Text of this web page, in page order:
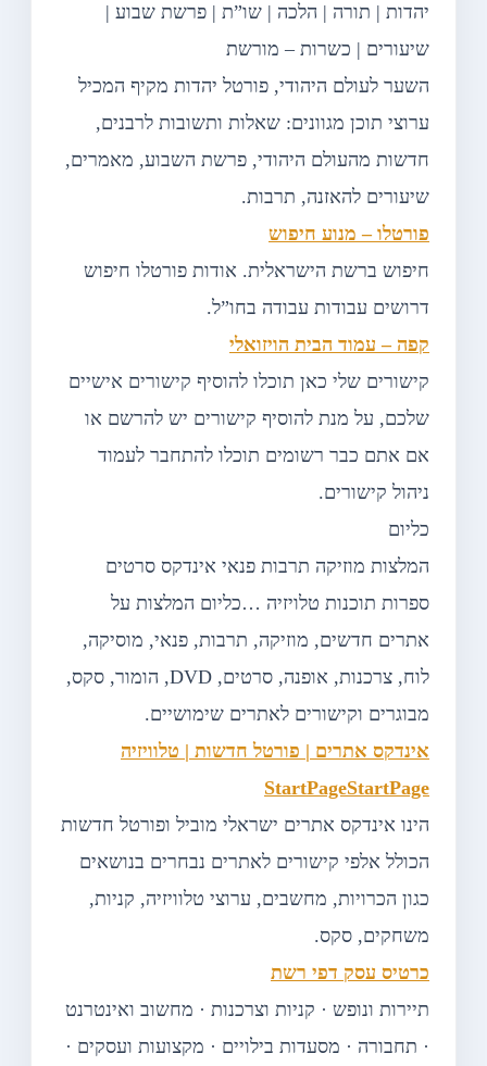
יהדות | תורה | הלכה | שו”ת | פרשת שבוע |
שיעורים | כשרות – מורשת
השער לעולם היהודי, פורטל יהדות מקיף המכיל
ערוצי תוכן מגוונים: שאלות ותשובות לרבנים,
חדשות מהעולם היהודי, פרשת השבוע, מאמרים,
שיעורים להאזנה, תרבות.
פורטלו – מנוע חיפוש
חיפוש ברשת הישראלית. אודות פורטלו חיפוש
דרושים עבודות עבודה בחו”ל.
קפה – עמוד הבית הויזואלי
קישורים שלי כאן תוכלו להוסיף קישורים אישיים
שלכם, על מנת להוסיף קישורים יש להרשם או
אם אתם כבר רשומים תוכלו להתחבר לעמוד
ניהול קישורים.
כליום
המלצות מוזיקה תרבות פנאי אינדקס סרטים
ספרות תוכנות טלויזיה …כליום המלצות על
אתרים חדשים, מוזיקה, תרבות, פנאי, מוסיקה,
לוח, צרכנות, אופנה, סרטים, DVD, הומור, סקס,
מבוגרים וקישורים לאתרים שימושיים.
אינדקס אתרים | פורטל חדשות | טלוויזיה
StartPageStartPage
הינו אינדקס אתרים ישראלי מוביל ופורטל חדשות
הכולל אלפי קישורים לאתרים נבחרים בנושאים
כגון הכרויות, מחשבים, ערוצי טלוויזיה, קניות,
משחקים, סקס.
כרטיס עסק דפי רשת
תיירות ונופש · קניות וצרכנות · מחשוב ואינטרנט
· תחבורה · מסעדות בילויים · מקצועות ועסקים ·